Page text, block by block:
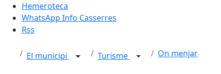
Hemeroteca
WhatsApp Info Casserres
Rss
El municipi Turisme On menjar